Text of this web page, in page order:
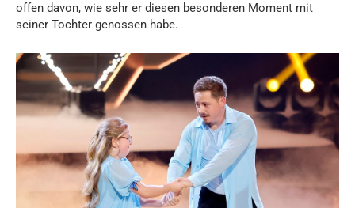
offen davon, wie sehr er diesen besonderen Moment mit
seiner Tochter genossen habe.